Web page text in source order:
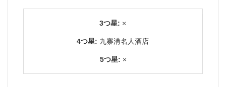
3つ星: ×
4つ星: 九寨溝名人酒店
5つ星: ×